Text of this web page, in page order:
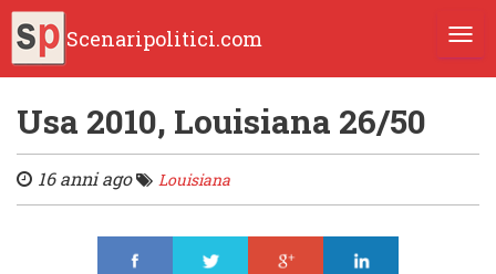
Scenaripolitici.com
Usa 2010, Louisiana 26/50
16 anni ago Louisiana